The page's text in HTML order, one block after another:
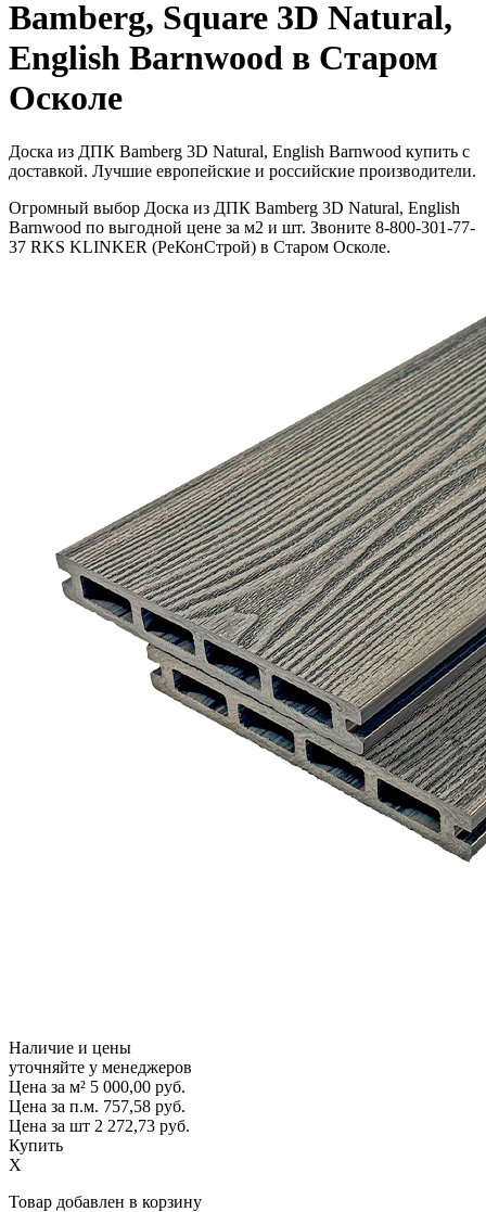
Bamberg, Square 3D Natural,
English Barnwood в Старом
Осколе
Доска из ДПК Bamberg 3D Natural, English Barnwood купить с
доставкой. Лучшие европейские и российские производители.
Огромный выбор Доска из ДПК Bamberg 3D Natural, English
Barnwood по выгодной цене за м2 и шт. Звоните 8-800-301-77-
37 RKS KLINKER (РеКонСтрой) в Старом Осколе.
Наличие и цены
уточняйте у менеджеров
Цена за м² 5 000,00 руб.
Цена за п.м. 757,58 руб.
Цена за шт 2 272,73 руб.
Купить
X
Товар добавлен в корзину